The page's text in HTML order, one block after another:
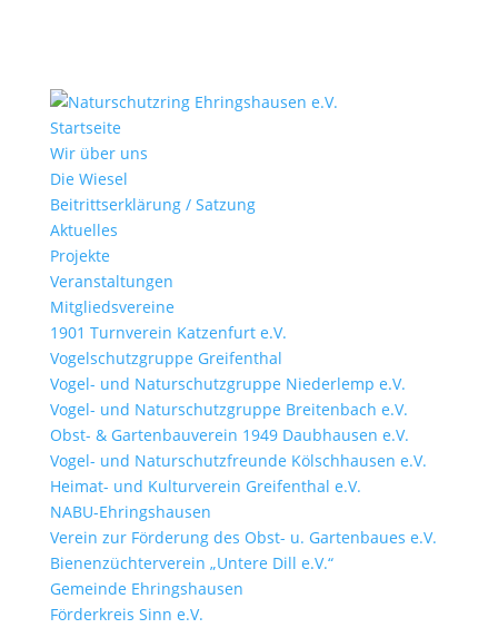
Startseite
Wir über uns
Die Wiesel
Beitrittserklärung / Satzung
Aktuelles
Projekte
Veranstaltungen
Mitgliedsvereine
1901 Turnverein Katzenfurt e.V.
Vogelschutzgruppe Greifenthal
Vogel- und Naturschutzgruppe Niederlemp e.V.
Vogel- und Naturschutzgruppe Breitenbach e.V.
Obst- & Gartenbauverein 1949 Daubhausen e.V.
Vogel- und Naturschutzfreunde Kölschhausen e.V.
Heimat- und Kulturverein Greifenthal e.V.
NABU-Ehringshausen
Verein zur Förderung des Obst- u. Gartenbaues e.V.
Bienenzüchterverein „Untere Dill e.V.“
Gemeinde Ehringshausen
Förderkreis Sinn e.V.